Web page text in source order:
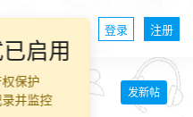
登录 注册
发新帖
启用
保护
并监控